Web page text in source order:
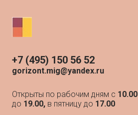
+7 (495) 150 56 52
gorizont.mig@yandex.ru
Открыты по рабочим дням с 10.00
до 19.00, в пятницу до 17.00